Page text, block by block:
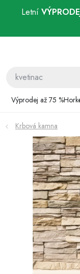
Letní
Výprodej až 75 %
Bazénová
Zahrada
Dílna a stavba
Domácnost
Chovatelské
Hobby
Dětské zboží
Krbová kamna